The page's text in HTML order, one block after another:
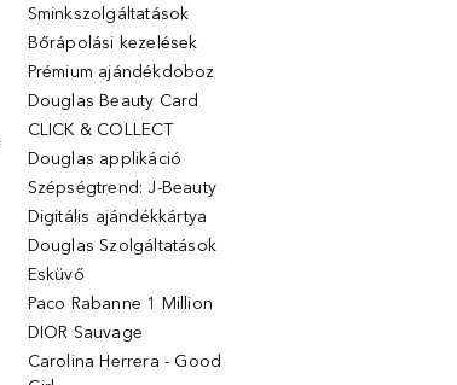
Sminkszolgáltatások
Bőrápolási kezelések
Prémium ajándékdoboz
Douglas Beauty Card
CLICK & COLLECT
Douglas applikáció
Szépségtrend: J-Beauty
Digitális ajándékkártya
Douglas Szolgáltatások
Esküvő
Paco Rabanne 1 Million
DIOR Sauvage
Carolina Herrera - Good